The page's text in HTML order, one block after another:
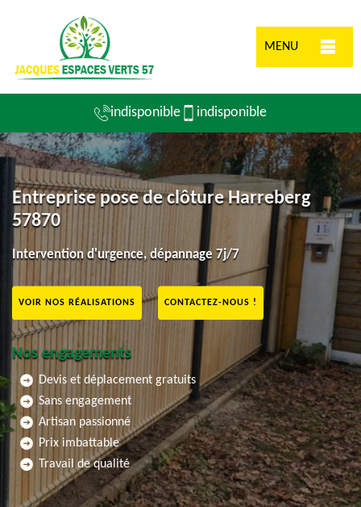
MENU
indisponible indisponible
Entreprise pose de clôture Harreberg
57870
Intervention d'urgence, dépannage 7j/7
VOIR NOS RÉALISATIONS CONTACTEZ-NOUS !
Nos engagements
Devis et déplacement gratuits
Sans engagement
Artisan passionné
Prix imbattable
Travail de qualité